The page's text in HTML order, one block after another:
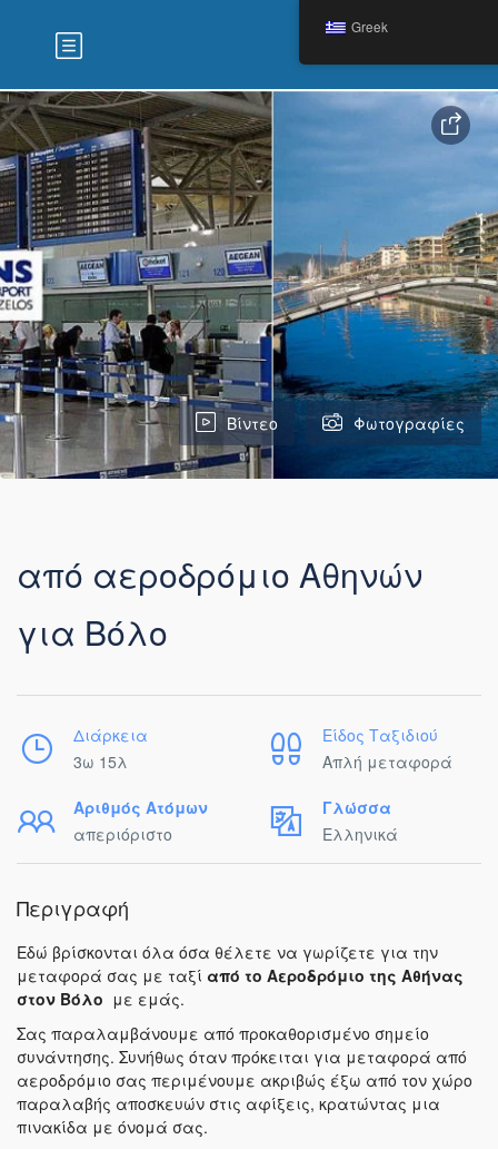
Βίντεο Φωτογραφίες
από αεροδρόμιο Αθηνών
για Βόλο
Διάρκεια
3ω 15λ
Είδος Ταξιδιού
Απλή μεταφορά
Αριθμός Ατόμων
απεριόριστο
Γλώσσα
Ελληνικά
Περιγραφή
Εδώ βρίσκονται όλα όσα θέλετε να γωρίζετε για την
μεταφορά σας με ταξί από το Αεροδρόμιο της Αθήνας
στον Βόλο με εμάς.
Σας παραλαμβάνουμε από προκαθορισμένο σημείο
συνάντησης. Συνήθως όταν πρόκειται για μεταφορά από
αεροδρόμιο σας περιμένουμε ακριβώς έξω από τον χώρο
παραλαβής αποσκευών στις αφίξεις, κρατώντας μια
πινακίδα με όνομά σας.
Greek